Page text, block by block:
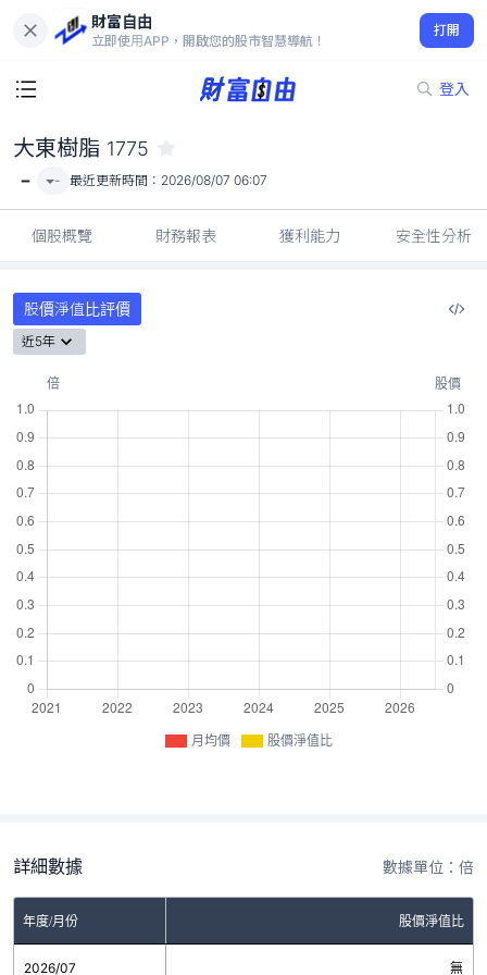
財富自由
立即使用APP，開啟您的股市智慧導航！
打開
登入
-
大東樹脂 1775
- - 最近更新時間： 2026/08/07 06:07
個股概覽 財務報表 獲利能力 安全性分析
股價淨值比評價
近5年
月均價 股價淨值比
詳細數據 數據單位：倍
年度/月份 股價淨值比
2026/07 無